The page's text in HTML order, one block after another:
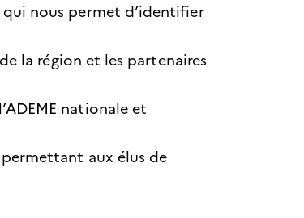
nous permet d’identifier
la région et les partenaires
nationale et
aux élus de